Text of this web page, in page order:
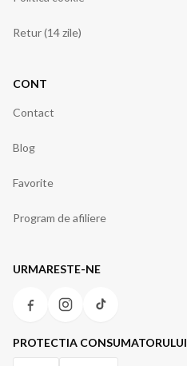
Retur (14 zile)
CONT
Contact
Blog
Favorite
Program de afiliere
URMARESTE-NE
PROTECTIA CONSUMATORULUI